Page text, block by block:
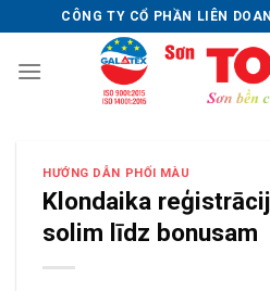
to
content
CÔNG TY CỔ PHẦN LIÊN
HƯỚNG DẪN PHỐI MÀU
Klondaika
solim līdz bonusam